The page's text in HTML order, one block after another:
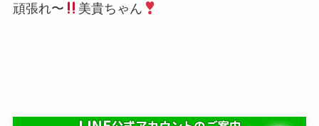
頑張れ〜
美貴ちゃん